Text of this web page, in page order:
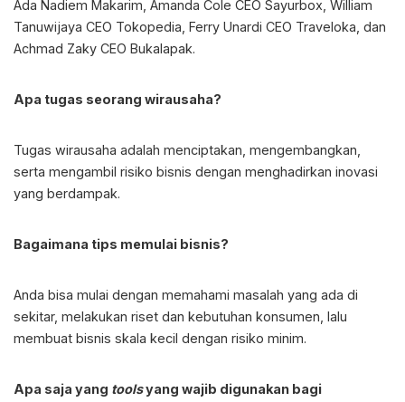
Ada Nadiem Makarim, Amanda Cole CEO Sayurbox, William
Tanuwijaya CEO Tokopedia, Ferry Unardi CEO Traveloka, dan
Achmad Zaky CEO Bukalapak.
Apa tugas seorang wirausaha?
Tugas wirausaha adalah menciptakan, mengembangkan,
serta mengambil risiko bisnis dengan menghadirkan inovasi
yang berdampak.
Bagaimana tips memulai bisnis?
Anda bisa mulai dengan memahami masalah yang ada di
sekitar, melakukan riset dan kebutuhan konsumen, lalu
membuat bisnis skala kecil dengan risiko minim.
Apa saja yang toolsyang wajib digunakan bagi